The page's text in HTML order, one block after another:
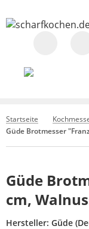
Startseite
Güde
cm,
Hersteller: Güde